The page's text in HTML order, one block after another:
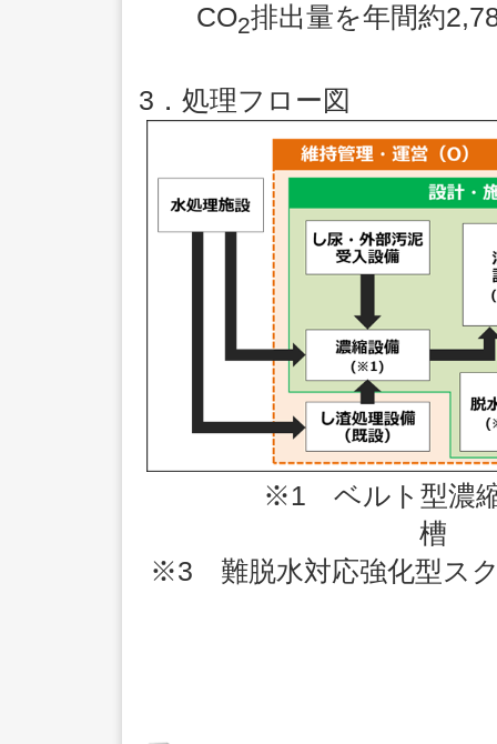
CO2排出量を年間約
3．処理フロー図
※1 ベルト型
※3 難脱水対応強化型